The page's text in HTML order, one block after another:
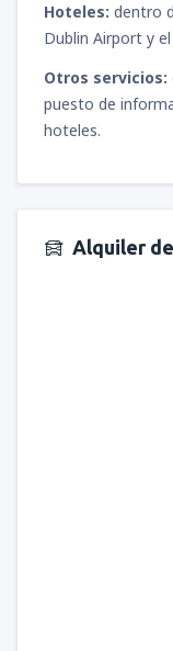
Hoteles: dentro
Dublin Airport y
Otros servicios:
puesto de
hoteles.
Alquiler